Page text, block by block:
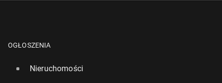
OGŁOSZENIA
Nieruchomości